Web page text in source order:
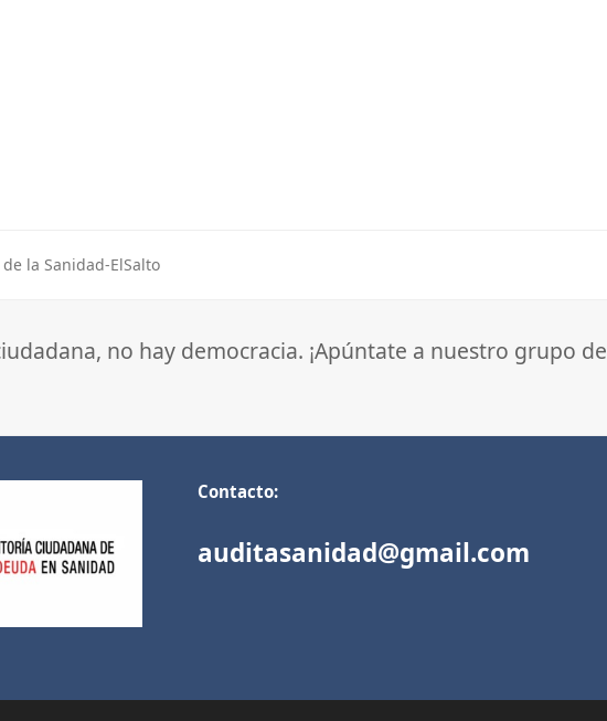
la Sanidad-ElSalto
no hay democracia. ¡Apúntate a nuestro grupo de
Contacto:
auditasanidad@gmail.com